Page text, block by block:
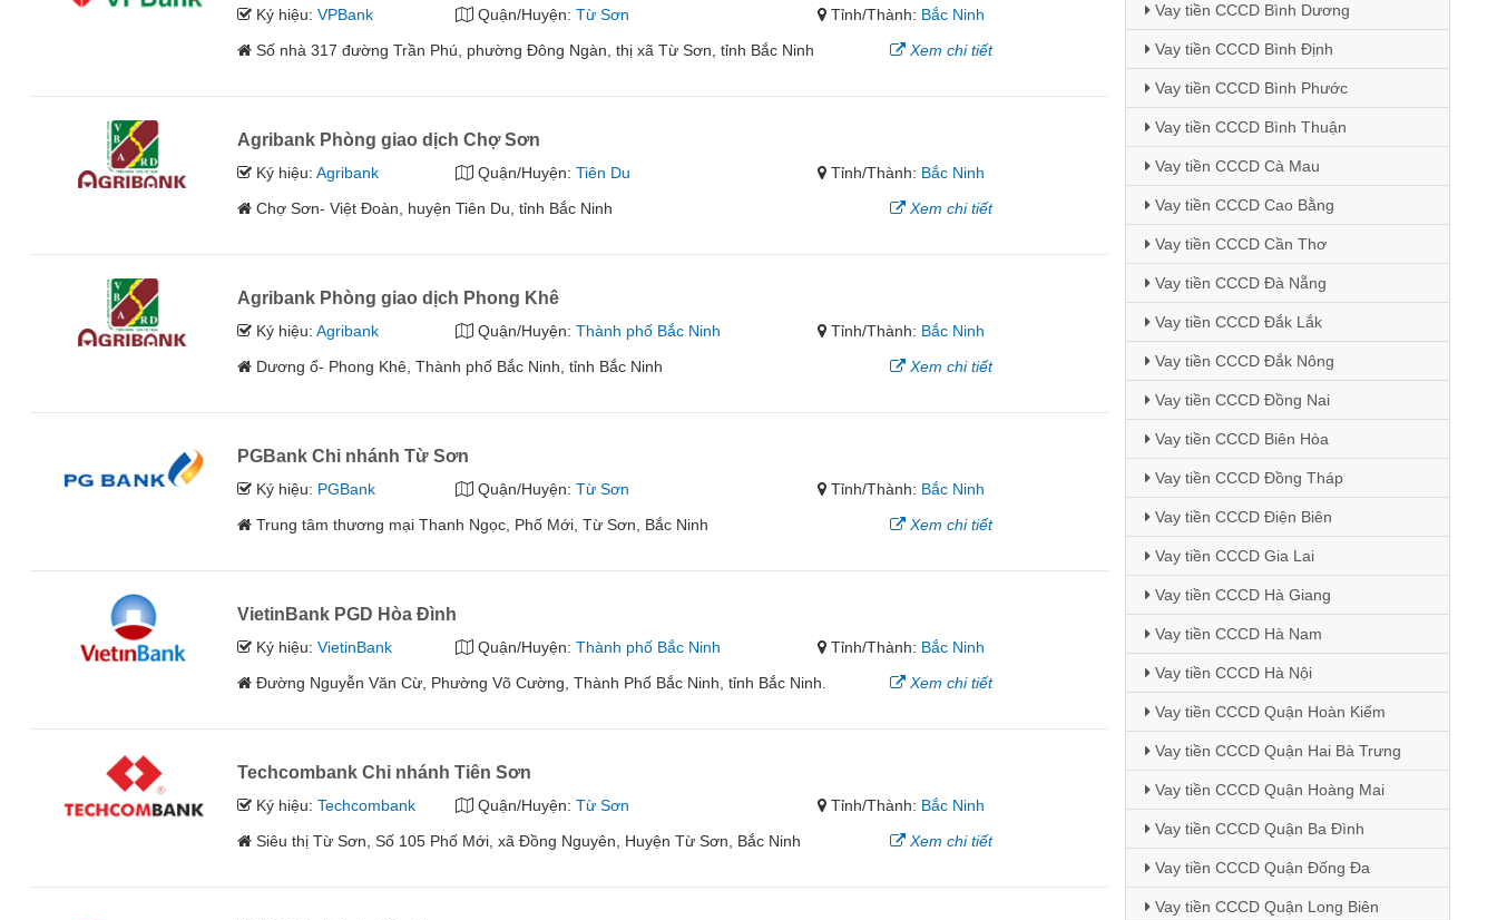
Ký hiệu:VPBank Quận/Huyện: Từ Sơn Tỉnh/Thành: Bắc Ninh
Số nhà 317 đường Trần Phú, phường Đông Ngàn, thị xã Từ Sơn, tỉnh Bắc Ninh
Xem chi tiết
Agribank Phòng giao dịch Chợ Sơn
Ký hiệu:Agribank Quận/Huyện: Tiên Du Tỉnh/Thành: Bắc Ninh
Chợ Sơn- Việt Đoàn, huyện Tiên Du, tỉnh Bắc Ninh
Xem chi tiết
Agribank Phòng giao dịch Phong Khê
Ký hiệu:Agribank Quận/Huyện: Thành phố Bắc Ninh Tỉnh/Thành: Bắc Ninh
Dương ổ- Phong Khê, Thành phố Bắc Ninh, tỉnh Bắc Ninh
Xem chi tiết
PGBank Chi nhánh Từ Sơn
Ký hiệu: PGBank Quận/Huyện: Từ Sơn Tỉnh/Thành: Bắc Ninh
Trung tâm thương mại Thanh Ngọc, Phố Mới, Từ Sơn, Bắc Ninh
Xem chi tiết
VietinBank PGD Hòa Đình
Ký hiệu:VietinBank Quận/Huyện: Thành phố Bắc Ninh Tỉnh/Thành: Bắc Ninh
Đường Nguyễn Văn Cừ, Phường Võ Cường, Thành Phố Bắc Ninh, tỉnh Bắc Ninh.
Xem chi tiết
Techcombank Chi nhánh Tiên Sơn
Ký hiệu:Techcombank Quận/Huyện: Từ Sơn Tỉnh/Thành: Bắc Ninh
Siêu thị Từ Sơn, Số 105 Phố Mới, xã Đồng Nguyên, Huyện Từ Sơn, Bắc Ninh
Xem chi tiết
Vay tiền CCCD Bình Dương
Vay tiền CCCD Bình Định
Vay tiền CCCD Bình Phước
Vay tiền CCCD Bình Thuận
Vay tiền CCCD Cà Mau
Vay tiền CCCD Cao Bằng
Vay tiền CCCD Cần Thơ
Vay tiền CCCD Đà Nẵng
Vay tiền CCCD Đắk Lắk
Vay tiền CCCD Đắk Nông
Vay tiền CCCD Đồng Nai
Vay tiền CCCD Biên Hòa
Vay tiền CCCD Đồng Tháp
Vay tiền CCCD Điện Biên
Vay tiền CCCD Gia Lai
Vay tiền CCCD Hà Giang
Vay tiền CCCD Hà Nam
Vay tiền CCCD Hà Nội
Vay tiền CCCD Quận Hoàn Kiếm
Vay tiền CCCD Quận Hai Bà Trưng
Vay tiền CCCD Quận Hoàng Mai
Vay tiền CCCD Quận Ba Đình
Vay tiền CCCD Quận Đống Đa
Vay tiền CCCD Quận Long Biên